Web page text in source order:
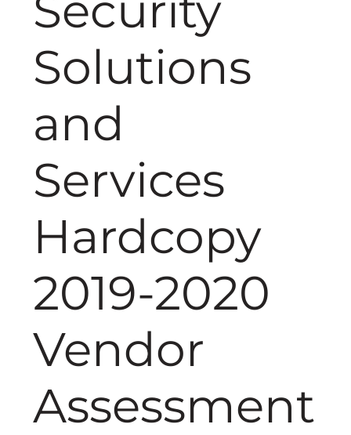
Solutions
and
Services
Hardcopy
2019-2020
Vendor
Assessment